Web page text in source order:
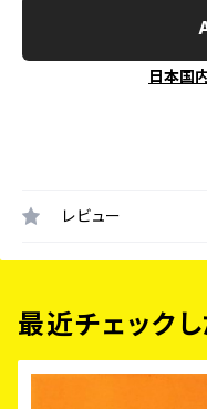
日本国
レビュー
最近チェック